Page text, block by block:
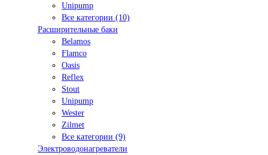
Unipump
Все категории (10)
Расширительные баки
Belamos
Flamco
Oasis
Reflex
Stout
Unipump
Wester
Zilmet
Все категории (9)
Электроводонагреватели